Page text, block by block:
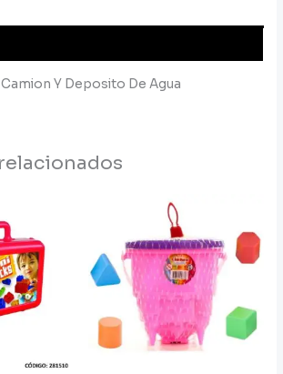
Y Deposito De Agua